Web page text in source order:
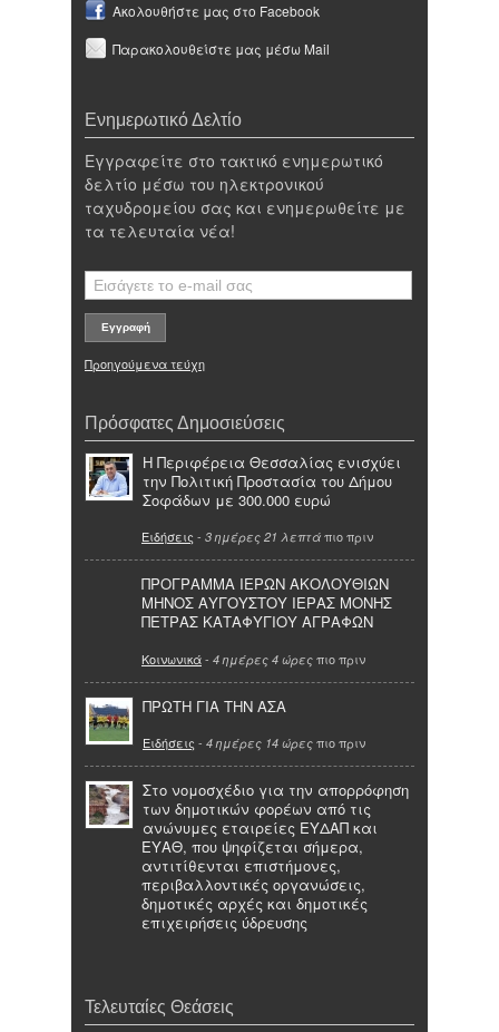
Ακολουθήστε μας στο Facebook
Παρακολουθείστε μας μέσω Mail
Ενημερωτικό Δελτίο
Εγγραφείτε στο τακτικό ενημερωτικό
δελτίο μέσω του ηλεκτρονικού
ταχυδρομείου σας και ενημερωθείτε με
τα τελευταία νέα!
Προηγούμενα τεύχη
Πρόσφατες Δημοσιεύσεις
Η Περιφέρεια Θεσσαλίας ενισχύει
την Πολιτική Προστασία του Δήμου
Σοφάδων με 300.000 ευρώ
Ειδήσεις - 3 ημέρες 21 λεπτά πιο πριν
ΠΡΟΓΡΑΜΜΑ ΙΕΡΩΝ ΑΚΟΛΟΥΘΙΩΝ
ΜΗΝΟΣ ΑΥΓΟΥΣΤΟΥ ΙΕΡΑΣ ΜΟΝΗΣ
ΠΕΤΡΑΣ ΚΑΤΑΦΥΓΙΟΥ ΑΓΡΑΦΩΝ
Κοινωνικά- 4 ημέρες 4 ώρες πιο πριν
ΠΡΩΤΗ ΓΙΑ ΤΗΝ ΑΣΑ
Ειδήσεις - 4 ημέρες 14 ώρες πιο πριν
Στο νομοσχέδιο για την απορρόφηση
των δημοτικών φορέων από τις
ανώνυμες εταιρείες ΕΥΔΑΠ και
ΕΥΑΘ, που ψηφίζεται σήμερα,
αντιτίθενται επιστήμονες,
περιβαλλοντικές οργανώσεις,
δημοτικές αρχές και δημοτικές
επιχειρήσεις ύδρευσης
Τελευταίες Θεάσεις